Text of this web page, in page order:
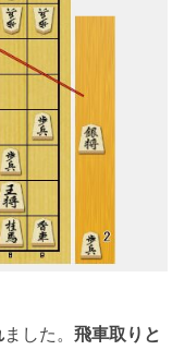
ました。 飛車取りと